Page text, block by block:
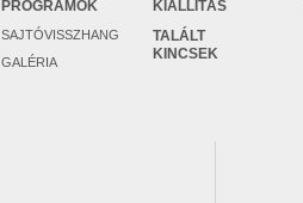
PROGRAMOK
SAJTÓVISSZHANG
GALÉRIA
KIÁLLÍTÁS
TALÁLT
KINCSEK